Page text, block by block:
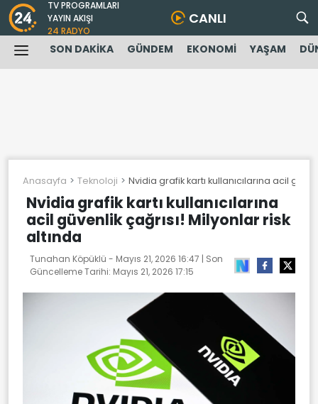
TV PROGRAMLARI
YAYIN AKIŞI
24 RADYO
CANLI
SON DAKİKA GÜNDEM EKONOMİ YAŞAM
Anasayfa Teknoloji Nvidia grafik kartı kullanıcılarına acil
Nvidia grafik kartı kullanıcılarına
acil güvenlik çağrısı! Milyonlar risk
altında
Tunahan Köpüklü - Mayıs 21, 2026 16:47 | Son
Güncelleme Tarihi: Mayıs 21, 2026 17:15